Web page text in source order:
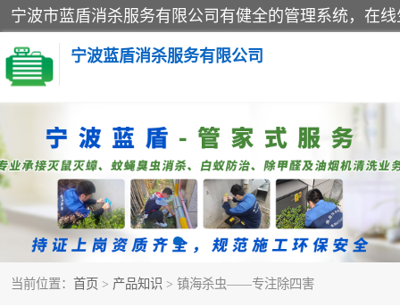
宁波蓝盾消杀服务有限公司
当前位置： 首页 > 产品知识 > 镇海杀虫——专注除四害
灭白蚁